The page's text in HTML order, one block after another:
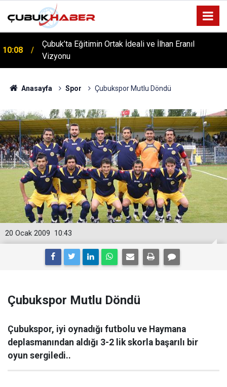
10:08
Çubuk’ta Eğitimin Ortak İdeali ve İlhan Eranıl
Vizyonu
Anasayfa Spor Çubukspor Mutlu Döndü
10:43
20 Ocak 2009
Çubukspor Mutlu Döndü
Çubukspor, iyi oynadığı futbolu ve Haymana
deplasmanından aldığı 3-2 lik skorla başarılı bir
oyun sergiledi..